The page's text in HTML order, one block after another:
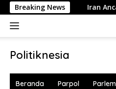
Breaking News
Iran Ancam Bikin
Politiknesia
Beranda Parpol